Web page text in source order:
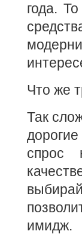
года.
Что же
Так
спрос
имидж.